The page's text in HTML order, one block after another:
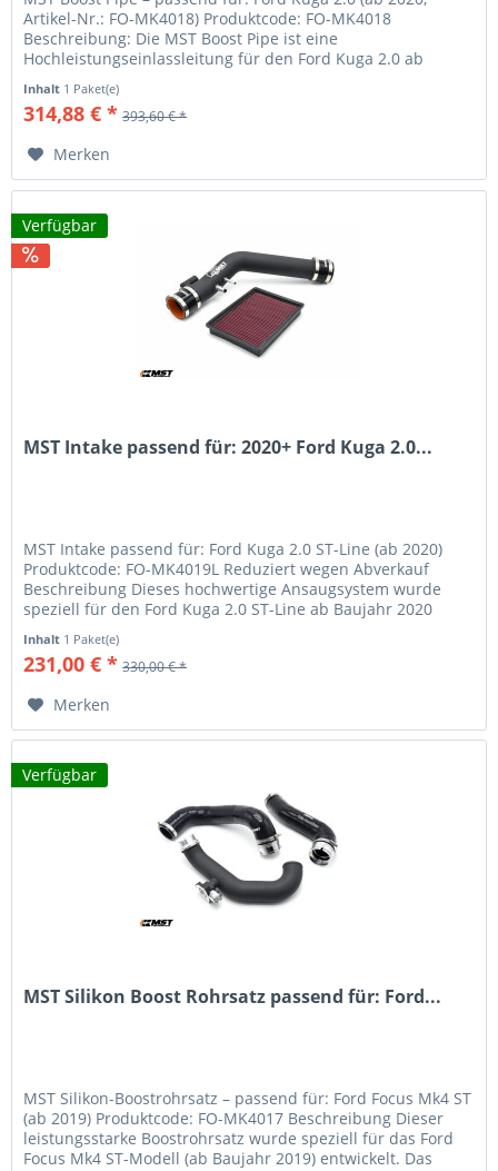
Artikel-Nr.: FO-MK4018) Produktcode: FO-MK4018
Beschreibung: Die MST Boost Pipe ist eine
Hochleistungseinlassleitung für den Ford Kuga 2.0 ab
Inhalt 1 Paket(e)
314,88 € * 393,60 € *
Merken
Verfügbar
MST Intake passend für: 2020+ Ford Kuga 2.0...
MST Intake passend für: Ford Kuga 2.0 ST-Line (ab 2020)
Produktcode: FO-MK4019L Reduziert wegen Abverkauf
Beschreibung Dieses hochwertige Ansaugsystem wurde
speziell für den Ford Kuga 2.0 ST-Line ab Baujahr 2020
Inhalt 1 Paket(e)
231,00 € * 330,00 € *
Merken
Verfügbar
MST Silikon Boost Rohrsatz passend für: Ford...
MST Silikon-Boostrohrsatz – passend für: Ford Focus Mk4 ST
(ab 2019) Produktcode: FO-MK4017 Beschreibung Dieser
leistungsstarke Boostrohrsatz wurde speziell für das Ford
Focus Mk4 ST-Modell (ab Baujahr 2019) entwickelt. Das